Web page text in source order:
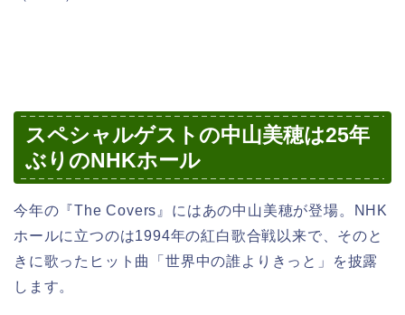
スペシャルゲストの中山美穂は25年
ぶりのNHKホール
今年の『The Covers』にはあの中山美穂が登場。NHK
ホールに立つのは1994年の紅白歌合戦以来で、そのと
きに歌ったヒット曲「世界中の誰よりきっと」を披露
します。